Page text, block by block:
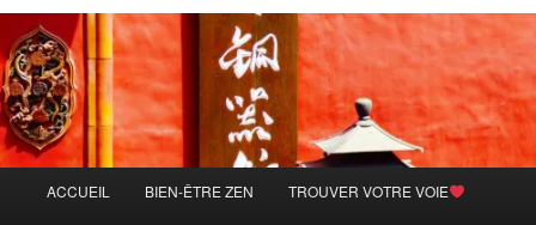
principal
ACCUEIL BIEN-ÊTRE ZEN TROUVER VOTRE VOIE